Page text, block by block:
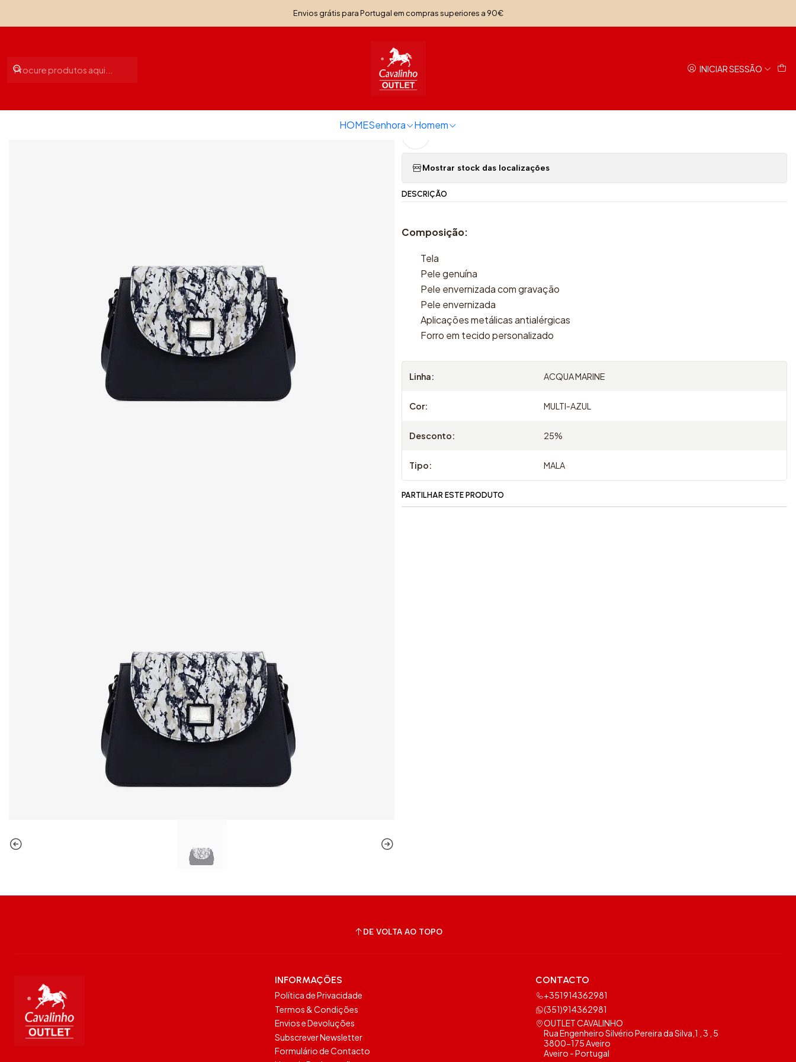
INICIAR SESSÃO
HOMESenhora Homem
Envios grátis para Portugal em compras superiores a 90€
Senhora Malas Senhora Mala de Tiracolo Acqua Marine
|
Mala de Tiracolo Acqua Marine
Mostrar stock das localizações
DESCRIÇÃO
Composição:
Tela
Pele genuína
Pele envernizada com gravação
Pele envernizada
Aplicações metálicas antialérgicas
Forro em tecido personalizado
Linha: ACQUA MARINE
Cor: MULTI-AZUL
Desconto: 25%
Tipo: MALA
PARTILHAR ESTE PRODUTO
DE VOLTA AO TOPO
INFORMAÇÕES
Política de Privacidade
Termos & Condições
Envios e Devoluções
Subscrever Newsletter
Formulário de Contacto
CONTACTO
+351914362981
(351)914362981
OUTLET CAVALINHO
Rua Engenheiro Silvério Pereira da Silva,1 , 3 , 5
3800-175 Aveiro
Aveiro - Portugal